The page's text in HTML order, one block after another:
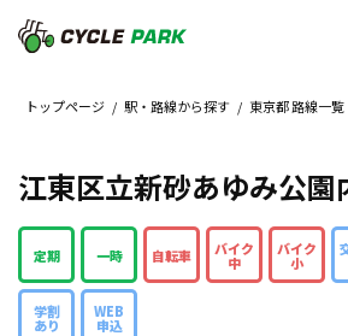
トップページ / 駅・路線から探す / 東京都 路線一覧
江東区立新砂あゆみ公園
定期 一時 自転車 バイク
中
バイク
小
学割
あり
WEB
申込